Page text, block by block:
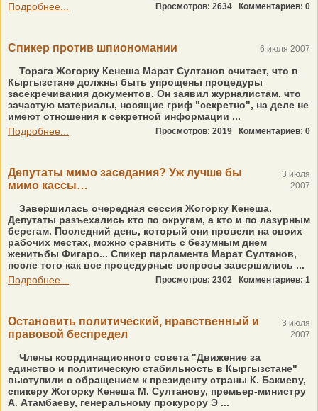
Подробнее...
Просмотров: 2634 Комментариев: 0
Спикер против шпиономании 6 июля 2007
Торага Жогорку Кенеша Марат Султанов считает, что в
Кыргызстане должны быть упрощены процедуры
засекречивания документов. Он заявил журналистам, что
зачастую материалы, носящие гриф "секретно", на деле не
имеют отношения к секретной информации ...
Подробнее...
Просмотров: 2019 Комментариев: 0
Депутаты мимо заседания? Уж лучше бы
мимо кассы…
3 июля
2007
Завершилась очередная сессия Жогорку Кенеша.
Депутаты разъехались кто по округам, а кто и по лазурным
берегам. Последний день, который они провели на своих
рабочих местах, можно сравнить с безумным днем
женитьбы Фигаро... Спикер парламента Марат Султанов,
после того как все процедурные вопросы завершились ...
Подробнее...
Просмотров: 2302 Комментариев: 1
Остановить политический, нравственный и
правовой беспредел
3 июля
2007
Члены координационного совета "Движение за
единство и политическую стабильность в Кыргызстане"
выступили с обращением к президенту страны К. Бакиеву,
спикеру Жогорку Кенеша М. Султанову, премьер-министру
А. Атамбаеву, генеральному прокурору Э ...